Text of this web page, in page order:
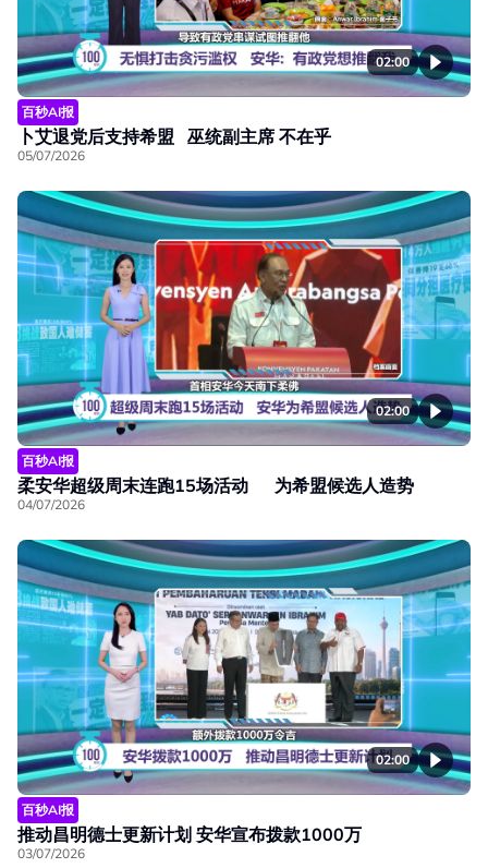
02:00
百秒AI报
卜艾退党后支持希盟 巫统副主席 不在乎
05/07/2026
02:00
百秒AI报
柔安华超级周末连跑15场活动 为希盟候选人造势
04/07/2026
02:00
百秒AI报
推动昌明德士更新计划 安华宣布拨款1000万
03/07/2026